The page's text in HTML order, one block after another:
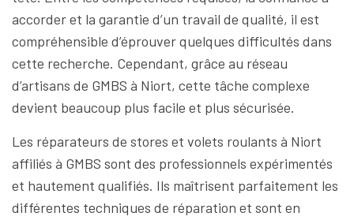
accorder et la garantie d’un travail de qualité, il est
compréhensible d’éprouver quelques difficultés dans
cette recherche. Cependant, grâce au réseau
d’artisans de GMBS à Niort, cette tâche complexe
devient beaucoup plus facile et plus sécurisée.
Les réparateurs de stores et volets roulants à Niort
affiliés à GMBS sont des professionnels expérimentés
et hautement qualifiés. Ils maîtrisent parfaitement les
différentes techniques de réparation et sont en